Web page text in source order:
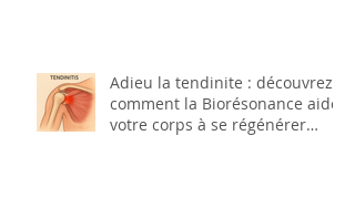
Adieu la tendinite : découvrez
comment la Biorésonance aide
votre corps à se régénérer